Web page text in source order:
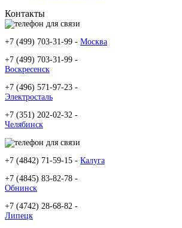
Контакты
+7 (499) 703-31-99 - Москва
+7 (499) 703-31-99 -
Воскресенск
+7 (496) 571-97-23 -
Электросталь
+7 (351) 202-02-32 -
Челябинск
+7 (4842) 71-59-15 - Калуга
+7 (4845) 83-82-78 -
Обнинск
+7 (4742) 28-68-82 -
Липецк